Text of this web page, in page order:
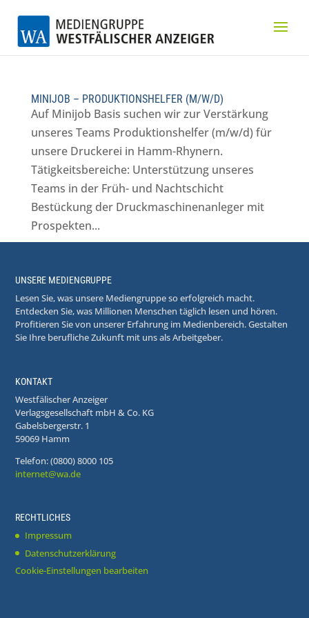
MINIJOB – PRODUKTIONSHELFER (M/W/D)
Auf Minijob Basis suchen wir zur Verstärkung
unseres Teams Produktionshelfer (m/w/d) für
unsere Druckerei in Hamm-Rhynern.
Tätigkeitsbereiche: Unterstützung unseres
Teams in der Früh- und Nachtschicht
Bestückung der Druckmaschinenanleger mit
Prospekten...
UNSERE MEDIENGRUPPE
Lesen Sie, was unsere Mediengruppe so erfolgreich macht.
Entdecken Sie, was Millionen Menschen täglich lesen und hören.
Profitieren Sie von unserer Erfahrung im Medienbereich. Gestalten
Sie Ihre berufliche Zukunft mit uns als Arbeitgeber.
KONTAKT
Westfälischer Anzeiger
Verlagsgesellschaft mbH & Co. KG
Gabelsbergerstr. 1
59069 Hamm
Telefon: (0800) 8000 105
internet@wa.de
RECHTLICHES
Impressum
Datenschutzerklärung
Cookie-Einstellungen bearbeiten